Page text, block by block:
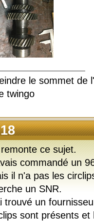
le sommet de
twingo
ce sujet.
commandé un
il n'a pas les
un SNR.
trouvé un
sont présents